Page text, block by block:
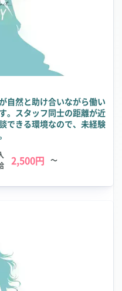
自然と助け合いながら働い
。スタッフ同士の距離が近
できる環境なので、未経験
2,500円 ～